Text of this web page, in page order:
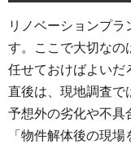
リノベーションプ
す。ここで大切なの
任せておけばよいだ
直後は、現地調査で
予想外の劣化や不具
「物件解体後の現